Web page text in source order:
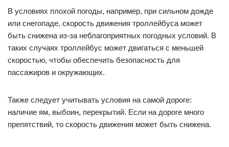
В условиях плохой погоды, например, при сильном дожде
или снегопаде, скорость движения троллейбуса может
быть снижена из-за неблагоприятных погодных условий. В
таких случаях троллейбус может двигаться с меньшей
скоростью, чтобы обеспечить безопасность для
пассажиров и окружающих.
Также следует учитывать условия на самой дороге:
наличие ям, выбоин, перекрытий. Если на дороге много
препятствий, то скорость движения может быть снижена.